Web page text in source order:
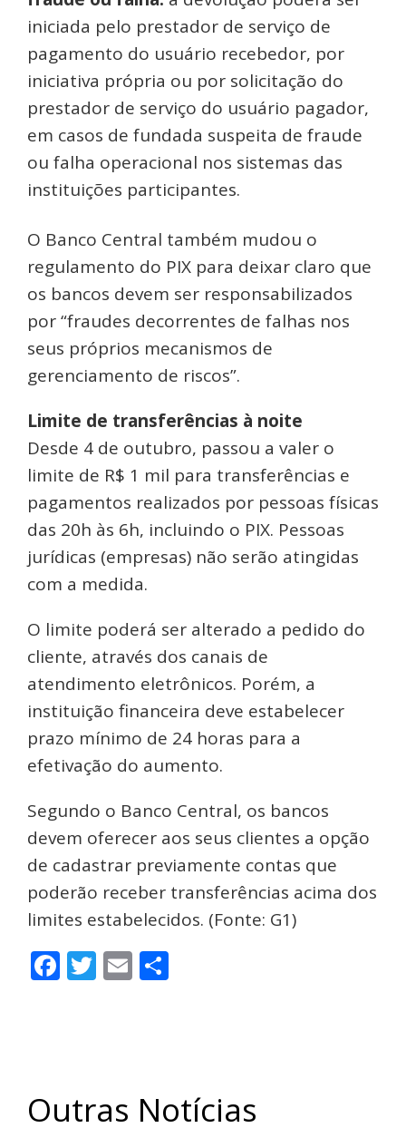
iniciada pelo prestador de serviço de
pagamento do usuário recebedor, por
iniciativa própria ou por solicitação do
prestador de serviço do usuário pagador,
em casos de fundada suspeita de fraude
ou falha operacional nos sistemas das
instituições participantes.
O Banco Central também mudou o
regulamento do PIX para deixar claro que
os bancos devem ser responsabilizados
por “fraudes decorrentes de falhas nos
seus próprios mecanismos de
gerenciamento de riscos”.
Limite de transferências à noite
Desde 4 de outubro, passou a valer o
limite de R$ 1 mil para transferências e
pagamentos realizados por pessoas físicas
das 20h às 6h, incluindo o PIX. Pessoas
jurídicas (empresas) não serão atingidas
com a medida.
O limite poderá ser alterado a pedido do
cliente, através dos canais de
atendimento eletrônicos. Porém, a
instituição financeira deve estabelecer
prazo mínimo de 24 horas para a
efetivação do aumento.
Segundo o Banco Central, os bancos
devem oferecer aos seus clientes a opção
de cadastrar previamente contas que
poderão receber transferências acima dos
limites estabelecidos. (Fonte: G1)
Facebook
Twitter
Email
Outras Notícias